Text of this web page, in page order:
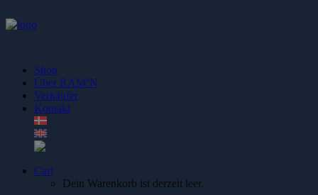
Shop
Über RAM’N
Verkäufer
Kontakt
Cart
Dein Warenkorb ist derzeit leer.